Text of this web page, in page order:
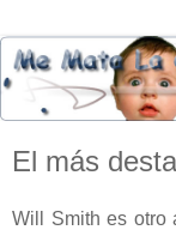
El más
Will Smith es otro